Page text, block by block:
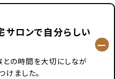
サロンで自分らしい
との時間を大切にしなが
けました。